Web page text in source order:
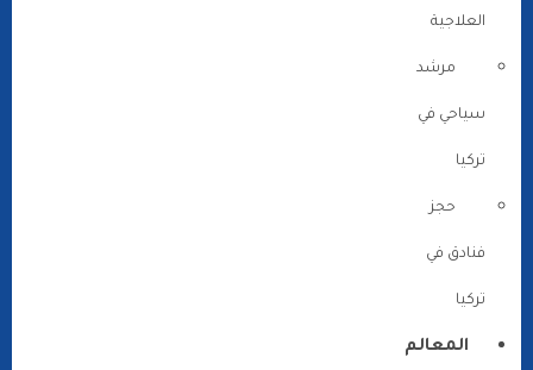
العلاجية
مرشد
سياحي في
تركيا
حجز
فنادق في
تركيا
المعالم